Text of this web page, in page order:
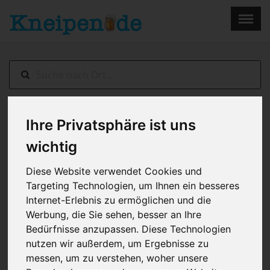
Ihre Privatsphäre ist uns
wichtig
Diese Website verwendet Cookies und
Targeting Technologien, um Ihnen ein besseres
Internet-Erlebnis zu ermöglichen und die
Werbung, die Sie sehen, besser an Ihre
Bedürfnisse anzupassen. Diese Technologien
nutzen wir außerdem, um Ergebnisse zu
messen, um zu verstehen, woher unsere
Kassel> Queerbeet
Menu ×
Impressum